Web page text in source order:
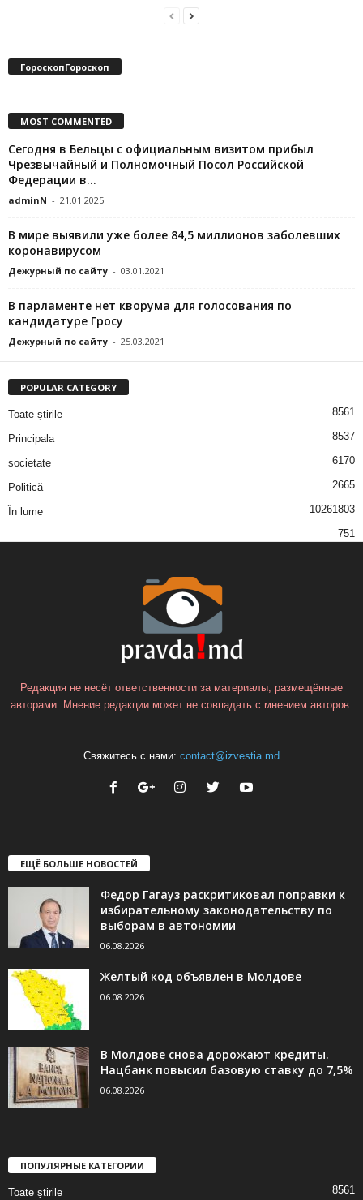
ГороскопГороскоп
MOST COMMENTED
Сегодня в Бельцы с официальным визитом прибыл
Чрезвычайный и Полномочный Посол Российской
Федерации в...
adminN - 21.01.2025
В мире выявили уже более 84,5 миллионов заболевших
коронавирусом
Дежурный по сайту - 03.01.2021
В парламенте нет кворума для голосования по
кандидатуре Гросу
Дежурный по сайту - 25.03.2021
POPULAR CATEGORY
Toate știrile 8561
Principala 8537
societate 6170
Politică
2665
1803
În lume
1026
751
Редакция не несёт ответственности за материалы, размещённые
авторами. Мнение редакции может не совпадать с мнением авторов.
Свяжитесь с нами: contact@izvestia.md
ЕЩЁ БОЛЬШЕ НОВОСТЕЙ
Федор Гагауз раскритиковал поправки к
избирательному законодательству по
выборам в автономии
06.08.2026
Желтый код объявлен в Молдове
06.08.2026
В Молдове снова дорожают кредиты.
Нацбанк повысил базовую ставку до 7,5%
06.08.2026
ПОПУЛЯРНЫЕ КАТЕГОРИИ
Toate știrile 8561